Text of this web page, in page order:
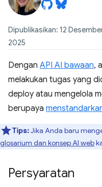
Dipublikasikan: 12
2025
Dengan API AI bawaan,
melakukan tugas yang
deploy atau mengelola
berupaya
Tips:Jika Anda baru
glosarium dan konsep AI web
Persyaratan